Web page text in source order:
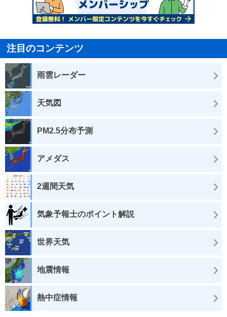
注目のコンテンツ
雨雲レーダー
天気図
PM2.5分布予測
アメダス
2週間天気
気象予報士のポイント解説
世界天気
地震情報
熱中症情報